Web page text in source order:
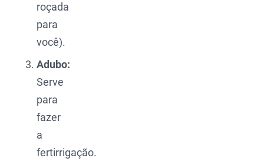
roçada
para
você).
Adubo:
Serve
para
fazer
a
fertirrigação.